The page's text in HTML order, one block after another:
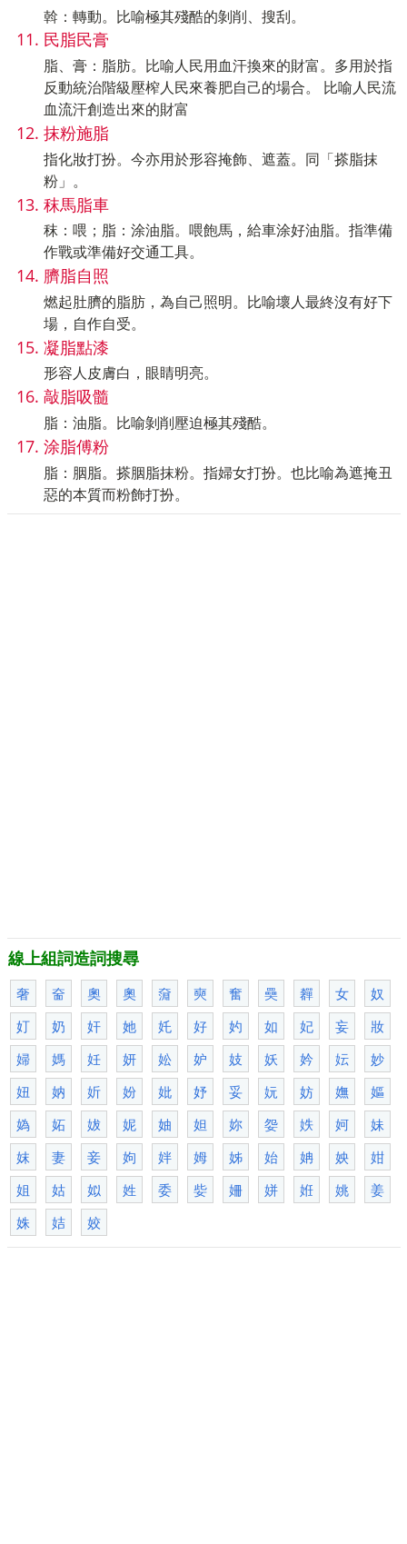
斡：轉動。比喻極其殘酷的剝削、搜刮。
民脂民膏
脂、膏：脂肪。比喻人民用血汗換來的財富。多用於指
反動統治階級壓榨人民來養肥自己的場合。 比喻人民流
血流汗創造出來的財富
抹粉施脂
指化妝打扮。今亦用於形容掩飾、遮蓋。同「搽脂抹
粉」。
秣馬脂車
秣：喂；脂：涂油脂。喂飽馬，給車涂好油脂。指準備
作戰或準備好交通工具。
臍脂自照
燃起肚臍的脂肪，為自己照明。比喻壞人最終沒有好下
場，自作自受。
凝脂點漆
形容人皮膚白，眼睛明亮。
敲脂吸髓
脂：油脂。比喻剝削壓迫極其殘酷。
涂脂傅粉
脂：胭脂。搽胭脂抹粉。指婦女打扮。也比喻為遮掩丑
惡的本質而粉飾打扮。
線上組詞造詞搜尋
奢
奤 奧 奧 奫 奭 奮 奰 奲 女
奴
奵
奶 奸 她 奼 好 妁 如 妃 妄
妝
婦
媽 妊 妍 妐 妒 妓 妖 妗 妘
妙
妞
妠 妡 妢 妣 妤 妥 妧 妨 嫵
嫗
媯
妬 妭 妮 妯 妲 妳 妴 妷 妸
妹
妺
妻 妾 姁 姅 姆 姊 始 姌 姎
姏
姐
姑 姒 姓 委 姕 姍 姘 姙 姚
姜
姝
姞 姣